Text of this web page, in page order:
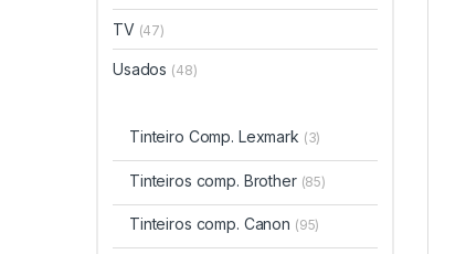
TV (47)
Usados (48)
Tinteiro Comp. Lexmark (3)
Tinteiros comp. Brother (85)
Tinteiros comp. Canon (95)